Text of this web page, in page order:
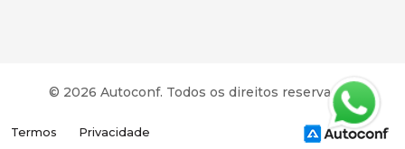
© 2026 Autoconf. Todos os direitos reservados.
Termos Privacidade